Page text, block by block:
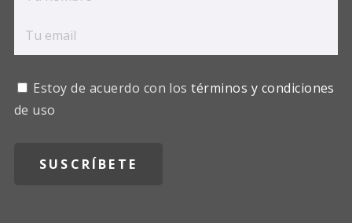
Estoy de acuerdo con lostérminos y condiciones
de uso